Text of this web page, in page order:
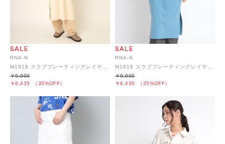
RNA-N
M1818 スラブプレーティングレイヤーワンピース
￥6,435 （35%OFF）
￥9,900
RNA-N
M1818 スラブプレーティングレイヤーワンピース
￥6,435 （35%OFF）
￥9,900